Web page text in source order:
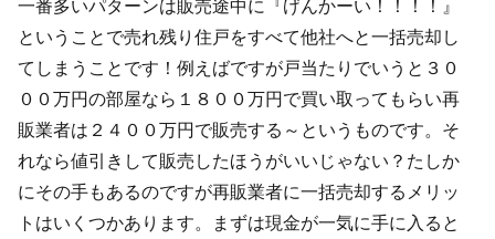
一番多いパターンは販売途中に『げんかーい！！！！』
ということで売れ残り住戸をすべて他社へと一括売却し
てしまうことです！例えばですが戸当たりでいうと３０
００万円の部屋なら１８００万円で買い取ってもらい再
販業者は２４００万円で販売する～というものです。そ
れなら値引きして販売したほうがいいじゃない？たしか
にその手もあるのですが再販業者に一括売却するメリッ
トはいくつかあります。まずは現金が一気に手に入ると